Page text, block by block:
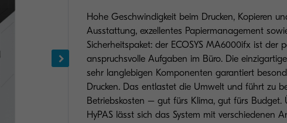
Hohe Geschwindigkeit beim Drucken, Kopieren
Ausstattung, exzellentes Papiermanagement
Sicherheitspaket: der ECOSYS MA6000ifx ist der
anspruchsvolle Aufgaben im Büro. Die
sehr langlebigen Komponenten garantiert
Drucken. Das entlastet die Umwelt und führt zu
Betriebskosten – gut fürs Klima, gut fürs Budget.
HyPAS lässt sich das System mit verschiedenen